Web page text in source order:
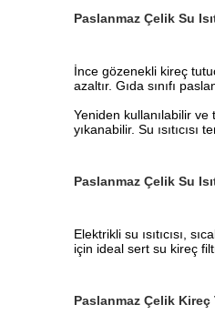
Paslanmaz Çelik Su
İnce gözenekli kireç
azaltır. Gıda sınıfı
Yeniden kullanılabilir
yıkanabilir. Su
Paslanmaz Çelik Su
Elektrikli su ısıtıcısı,
için ideal sert su kireç
Paslanmaz Çelik Kireç